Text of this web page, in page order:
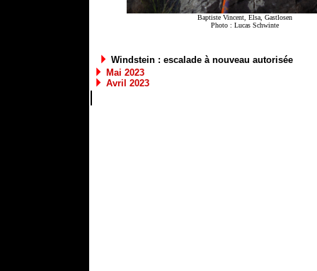
Baptiste Vincent, Elsa, Gastlosen
Photo : Lucas Schwinte
Windstein : escalade à nouveau autorisée
Mai 2023
Avril 2023